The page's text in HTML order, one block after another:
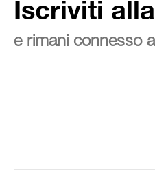
Iscriviti
e rimani connesso